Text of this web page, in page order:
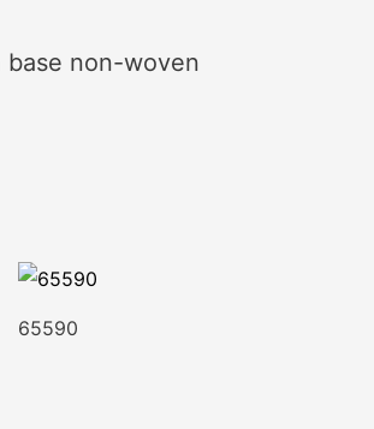
non-woven
65590